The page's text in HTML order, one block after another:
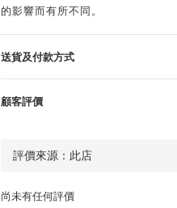
的影響而有所不同。
送貨及付款方式
顧客評價
尚未有任何評價